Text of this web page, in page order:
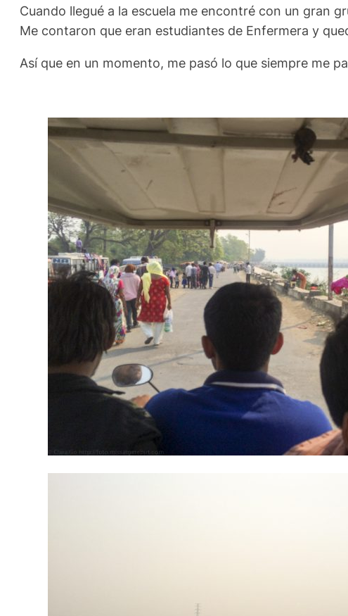
Cuando llegué a la escuela me encontré con un gran
Me contaron que eran estudiantes de Enfermera y
Así que en un momento, me pasó lo que siempre me